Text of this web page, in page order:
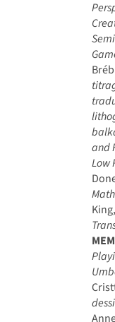
and
Low
King,